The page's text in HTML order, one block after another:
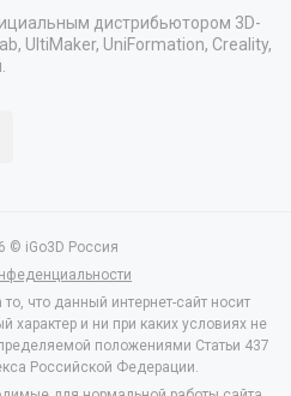
дистрибьютором 3D-
UltiMaker, UniFormation, Creality,
© iGo3D Россия
что данный интернет-сайт носит
и ни при каких условиях не
положениями Статьи 437
Российской Федерации.